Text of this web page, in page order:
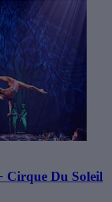
Cirque Du Soleil